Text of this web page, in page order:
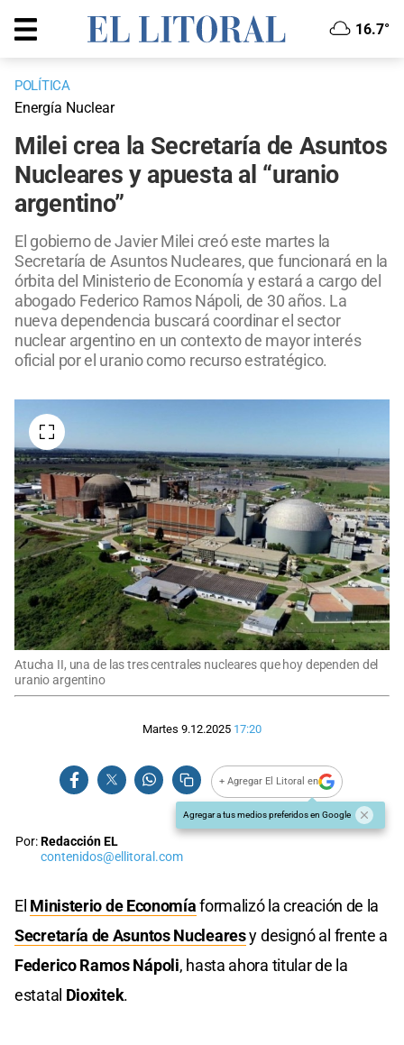
16.7°
POLÍTICA
Energía Nuclear
Milei crea la Secretaría de Asuntos
Nucleares y apuesta al “uranio
argentino”
El gobierno de Javier Milei creó este martes la
Secretaría de Asuntos Nucleares, que funcionará en la
órbita del Ministerio de Economía y estará a cargo del
abogado Federico Ramos Nápoli, de 30 años. La
nueva dependencia buscará coordinar el sector
nuclear argentino en un contexto de mayor interés
oficial por el uranio como recurso estratégico.
Atucha II, una de las tres centrales nucleares que hoy dependen del
uranio argentino
Martes 9.12.2025 17:20
+ Agregar El Litoral en
Agregar a tus medios preferidos en Google
Por:Redacción EL
contenidos@ellitoral.com
El Ministerio de Economíaformalizó la creación de la
Secretaría de Asuntos Nuclearesy designó al frente a
Federico Ramos Nápoli, hasta ahora titular de la
estatal Dioxitek.